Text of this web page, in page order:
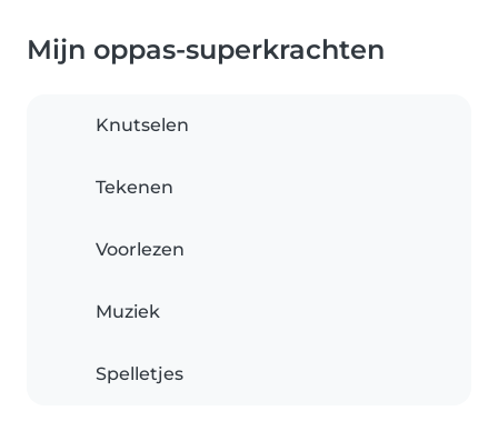
Mijn oppas-superkrachten
Knutselen
Tekenen
Voorlezen
Muziek
Spelletjes